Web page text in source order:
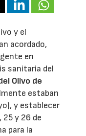
y el
acordado,
en
sanitaria del
Olivo de
estaban
y establecer
y 26 de
para la